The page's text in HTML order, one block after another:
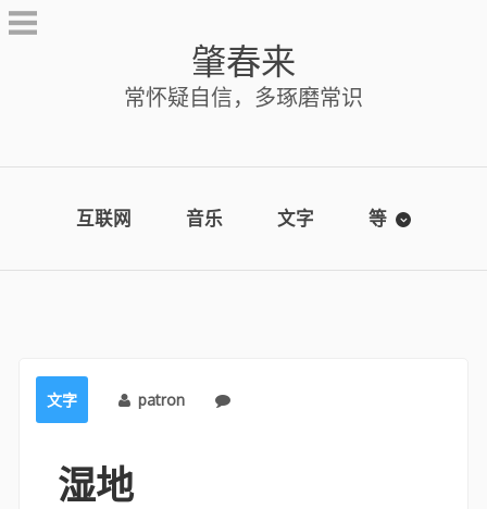
Skip
to
肇春来
常怀疑自信，多琢磨常识
互联网 音乐 文字 等
文字 patron
湿地